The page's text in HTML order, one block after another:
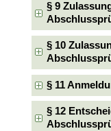
§ 9
§ 10
§ 11
§ 12